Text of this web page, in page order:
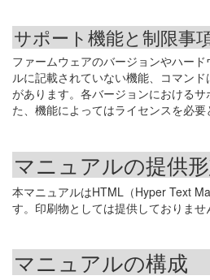
サポート機能と制限事
ファームウェアのバージョンやハー
ルに記載されていない機能、コマン
があります。各バージョンにおける
た、機能によってはライセンスを必
マニュアルの提供
本マニュアルはHTML（Hyper Text
す。印刷物としては提供しておりま
マニュアルの構成